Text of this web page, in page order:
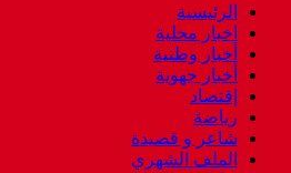
الرئيسية
اخبار محلية
أخبار وطنية
أخبار جهوية
إقتصاد
رياضة
شاعر و قصيدة
الملف الشهري